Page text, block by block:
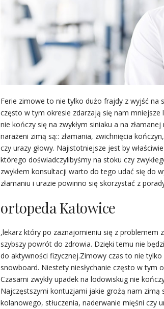
Ferie zimowe to nie tylko dużo frajdy z wyjść na
często w tym okresie zdarzają się nam
nie kończy się na zwykłym siniaku a na
narażeni zimą są:: złamania, zwichnięcia
czy urazy głowy. Najistotniejsze jest by
którego doświadczylibyśmy na stoku czy
zwykłem konsultacji warto do tego udać się do
złamaniu i urazie powinno się skorzystać z
ortopeda Katowice
,lekarz który po zaznajomieniu się z problemem
szybszy powrót do zdrowia. Dzięki temu nie
do aktywności fizycznej.Zimowy czas to nie
snowboard. Niestety niesłychanie często w tym
Czasami zwykły upadek na lodowiskug nie
Najczęstszymi kontuzjami jakie grożą nam zimą
kolanowego, stłuczenia, naderwanie mięśni czy